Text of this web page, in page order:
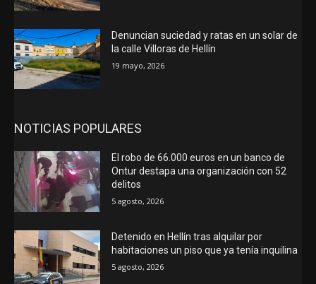
Denuncian suciedad y ratas en un solar de
la calle Villoras de Hellín
19 mayo, 2026
NOTICIAS POPULARES
El robo de 66.000 euros en un banco de
Ontur destapa una organización con 52
delitos
5 agosto, 2026
Detenido en Hellín tras alquilar por
habitaciones un piso que ya tenía inquilina
5 agosto, 2026